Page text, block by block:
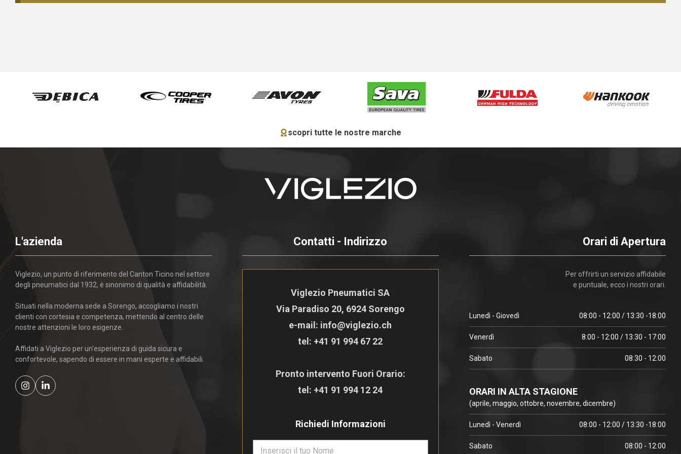
scopri tutte le nostre marche
L'azienda
Viglezio, un punto di riferimento del Canton Ticino nel settore
degli pneumatici dal 1932, è sinonimo di qualità e affidabilità.
Situati nella moderna sede a Sorengo, accogliamo i nostri
clienti con cortesia e competenza, mettendo al centro delle
nostre attenzioni le loro esigenze.
Affidati a Viglezio per un'esperienza di guida sicura e
confortevole, sapendo di essere in mani esperte e affidabili.
Contatti - Indirizzo
Viglezio Pneumatici SA
Via Paradiso 20, 6924 Sorengo
e-mail: info@viglezio.ch
tel: +41 91 994 67 22
Pronto intervento Fuori Orario:
tel: +41 91 994 12 24
Richiedi Informazioni
Orari di Apertura
Per offrirti un servizio affidabile
e puntuale, ecco i nostri orari.
Lunedì - Giovedì 08:00 - 12:00 / 13:30 -18:00
Venerdì 8:00 - 12:00 / 13:30 - 17:00
Sabato 08:30 - 12:00
ORARI IN ALTA STAGIONE
(aprile, maggio, ottobre, novembre, dicembre)
Lunedì - Venerdì 08:00 - 12:00 / 13:30 -18:00
Sabato 08:00 - 12:00